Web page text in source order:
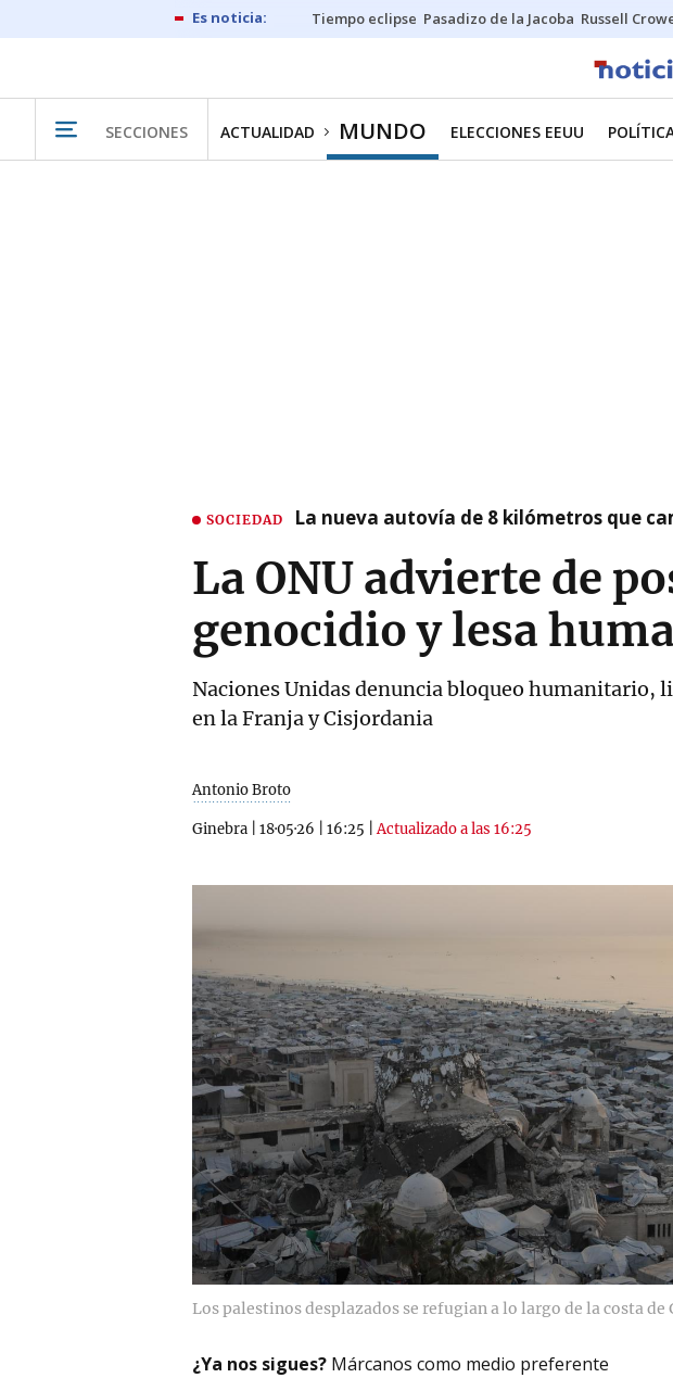
Tiempo eclipse Pasadizo de la Jacoba Russell
SECCIONES ACTUALIDAD MUNDO ELECCIONES EEUU
SOCIEDAD La nueva autovía de 8 kilómetros que
La ONU advierte de
genocidio y lesa
Naciones Unidas denuncia bloqueo humanitario,
en la Franja y Cisjordania
Antonio Broto
Ginebra 18·05·26 16:25 |Actualizado a las 16:25
Los palestinos desplazados se refugian a lo largo de la costa de
¿Ya nos sigues? Márcanos como medio preferente